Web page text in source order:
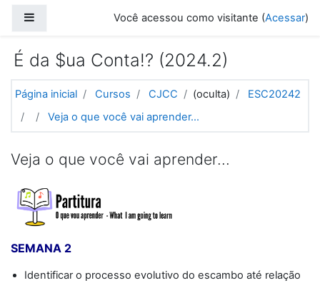
Você acessou como visitante (Acessar)
É da $ua Conta!? (2024.2)
Página inicial Cursos CJCC (oculta)
ESC20242
Veja o que você vai aprender...
Veja o que você vai aprender...
SEMANA 2
Identificar o processo evolutivo do escambo até relação